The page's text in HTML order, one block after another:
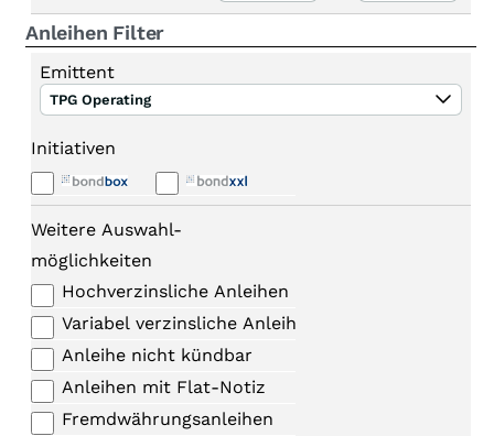
Anleihen Filter
Emittent
TPG Operating
Initiativen
Weitere Auswahl-
möglichkeiten
Hochverzinsliche Anleihen
Variabel verzinsliche Anleihen
Anleihe nicht kündbar
Anleihen mit Flat-Notiz
Fremdwährungsanleihen